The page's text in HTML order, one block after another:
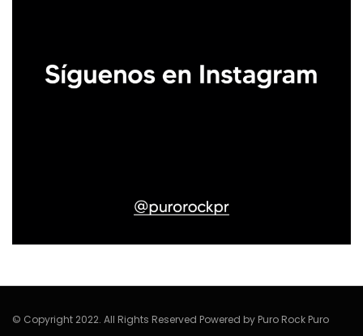
© Copyright 2022. All Rights Reserved Powered by Puro Rock Puro